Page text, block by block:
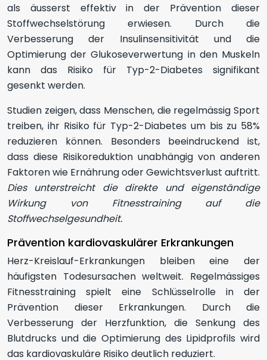
als äusserst effektiv in der Prävention dieser
Stoffwechselstörung erwiesen. Durch die
Verbesserung der Insulinsensitivität und die
Optimierung der Glukoseverwertung in den Muskeln
kann das Risiko für Typ-2-Diabetes signifikant
gesenkt werden.
Studien zeigen, dass Menschen, die regelmässig Sport
treiben, ihr Risiko für Typ-2-Diabetes um bis zu 58%
reduzieren können. Besonders beeindruckend ist,
dass diese Risikoreduktion unabhängig von anderen
Faktoren wie Ernährung oder Gewichtsverlust auftritt.
Dies unterstreicht die direkte und eigenständige
Wirkung von Fitnesstraining auf die
Stoffwechselgesundheit.
Prävention kardiovaskulärer Erkrankungen
Herz-Kreislauf-Erkrankungen bleiben eine der
häufigsten Todesursachen weltweit. Regelmässiges
Fitnesstraining spielt eine Schlüsselrolle in der
Prävention dieser Erkrankungen. Durch die
Verbesserung der Herzfunktion, die Senkung des
Blutdrucks und die Optimierung des Lipidprofils wird
das kardiovaskuläre Risiko deutlich reduziert.